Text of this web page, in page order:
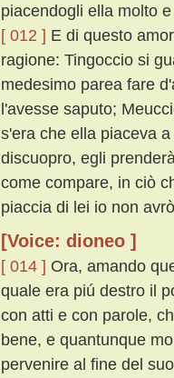
piacendogli ella molto
[ 012 ] E di questo
ragione: Tingoccio si
medesimo parea fare
l'avesse saputo;
s'era che ella piaceva
discuopro, egli
come compare, in ciò
piaccia di lei io non
[Voice: dioneo ]
[ 014 ] Ora, amando
quale era piú destro il
con atti e con parole,
bene, e quantunque
pervenire al fine del